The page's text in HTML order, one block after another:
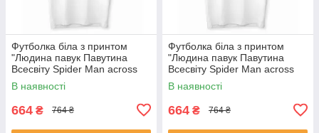
Футболка біла з принтом
"Людина павук Павутина
Всесвіту Spider Man across
the Spider Verse Панк павук
Spider Punk" Push IT
В наявності
664 ₴ 764 ₴
Футболка біла з принтом
"Людина павук Павутина
Всесвіту Spider Man across
the Spider Verse Панк павук
Spider Punk Панк" Push IT
В наявності
664 ₴ 764 ₴